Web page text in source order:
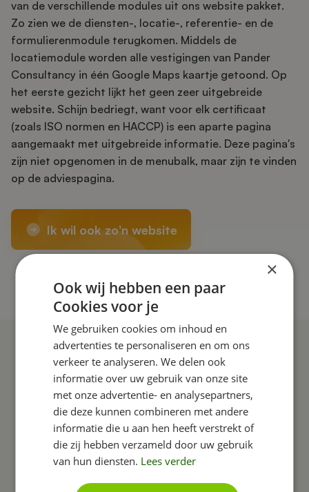
van de verschillende modules uit ons website pakket.
Zo zien we de diensten-, locatie-, referentie- en de
formulierenmodule terugkomen. Middels de
locatiemodule worden alle vestigingen van Pander
Consultancy in één Google Maps kaartje getoond. Op
het eerste gezicht lijkt het geen zeer uitgebreide
website. Schijn bedriegt, want voor elk certificaat
(zoals ISO normen en HACCP) is een aparte pagina
aangemaakt met uitgebreide informatie. Deze pagina's
zijn niet opgenomen in de menubalk, maar zijn te vinden
op de adviespagina.
Ik wil ook zo'n website
×
Ook wij hebben een paar
Cookies voor je
We gebruiken cookies om inhoud en
advertenties te personaliseren en om ons
verkeer te analyseren. We delen ook
informatie over uw gebruik van onze site
met onze advertentie- en analysepartners,
die deze kunnen combineren met andere
informatie die u aan hen heeft verstrekt of
die zij hebben verzameld door uw gebruik
van hun diensten. Lees verder